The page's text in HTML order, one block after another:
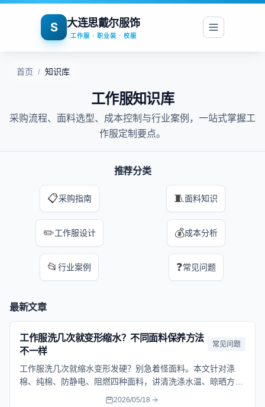
S 大连思戴尔服饰
工作服 · 职业装 · 校服
首页 / 知识库
工作服知识库
采购流程、面料选型、成本控制与行业案例，一站式掌握工
作服定制要点。
推荐分类
📋采购指南 🧵面料知识
✏️工作服设计 💰成本分析
📂 行业案例 ❓常见问题
最新文章
工作服洗几次就变形缩水？不同面料保养方法
不一样
常见问题
工作服洗几次就缩水变形发硬？别急着怪面料。本文针对涤
棉、纯棉、防静电、阻燃四种面料，讲清洗涤水温、晾晒方式
和清洗频率，帮企业延长工服使用寿命。
2026/05/18